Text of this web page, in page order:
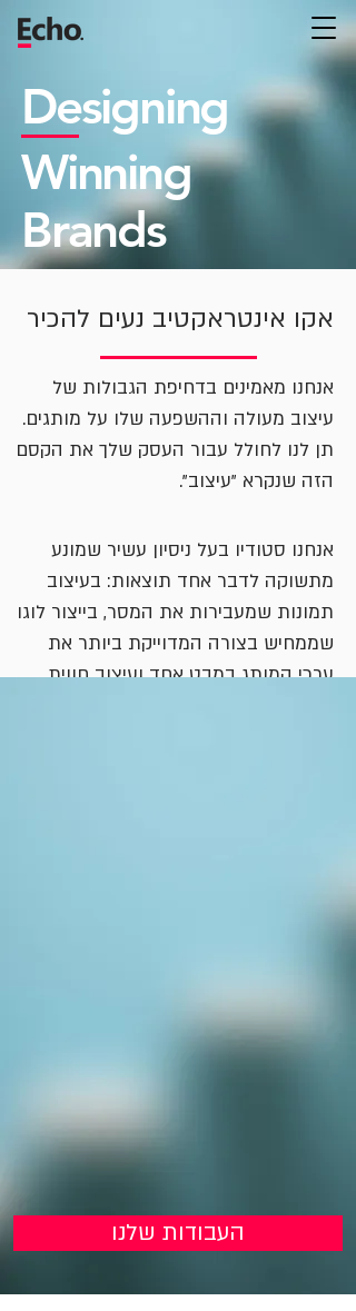
Brands
Designing
Winning
אקו אינטראקטיב נעים להכיר
אנחנו מאמינים בדחיפת הגבולות של
עיצוב מעולה וההשפעה שלו על מותגים.
תן לנו לחולל עבור העסק שלך את הקסם
הזה שנקרא "עיצוב".
אנחנו סטודיו בעל ניסיון עשיר שמונע
מתשוקה לדבר אחד תוצאות: בעיצוב
תמונות שמעבירות את המסר, בייצור לוגו
שממחיש בצורה המדוייקת ביותר את
ערכי המותג במבט אחד ועיצוב חווית
העבודות שלנו